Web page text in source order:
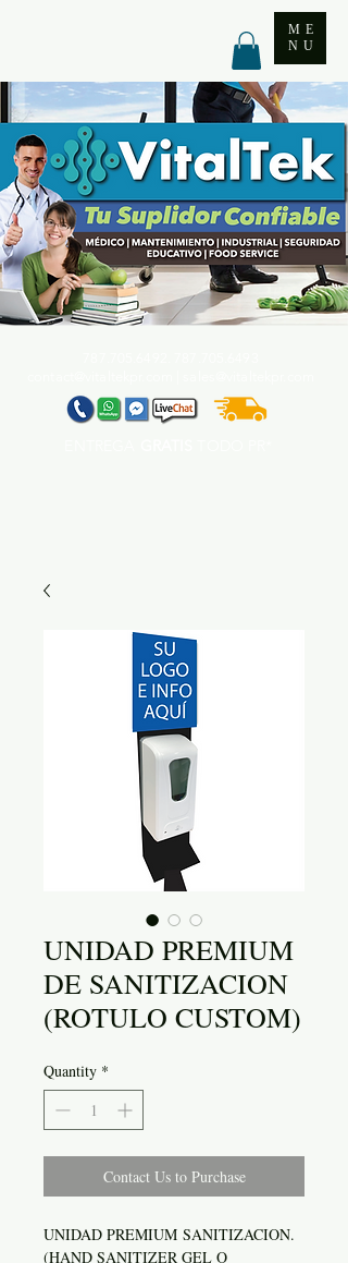
ME
NU
UNIDAD PREMIUM
DE SANITIZACION
(ROTULO CUSTOM)
Quantity *
Contact Us to Purchase
UNIDAD PREMIUM SANITIZACION.
(HAND SANITIZER GEL O